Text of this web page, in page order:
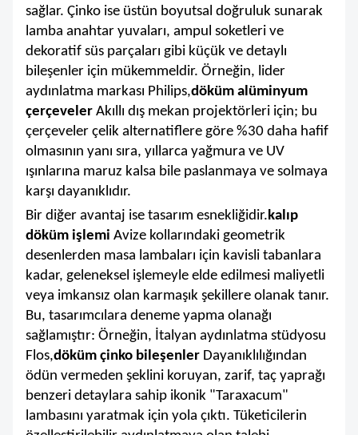
sağlar. Çinko ise üstün boyutsal doğruluk sunarak
lamba anahtar yuvaları, ampul soketleri ve
dekoratif süs parçaları gibi küçük ve detaylı
bileşenler için mükemmeldir. Örneğin, lider
aydınlatma markası Philips,döküm alüminyum
çerçeveler Akıllı dış mekan projektörleri için; bu
çerçeveler çelik alternatiflere göre %30 daha hafif
olmasının yanı sıra, yıllarca yağmura ve UV
ışınlarına maruz kalsa bile paslanmaya ve solmaya
karşı dayanıklıdır.
Bir diğer avantaj ise tasarım esnekliğidir.kalıp
döküm işlemi Avize kollarındaki geometrik
desenlerden masa lambaları için kavisli tabanlara
kadar, geleneksel işlemeyle elde edilmesi maliyetli
veya imkansız olan karmaşık şekillere olanak tanır.
Bu, tasarımcılara deneme yapma olanağı
sağlamıştır: Örneğin, İtalyan aydınlatma stüdyosu
Flos,döküm çinko bileşenler Dayanıklılığından
ödün vermeden şeklini koruyan, zarif, taç yaprağı
benzeri detaylara sahip ikonik "Taraxacum"
lambasını yaratmak için yola çıktı. Tüketicilerin